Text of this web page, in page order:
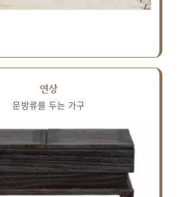
연상
문방류를 두는 가구